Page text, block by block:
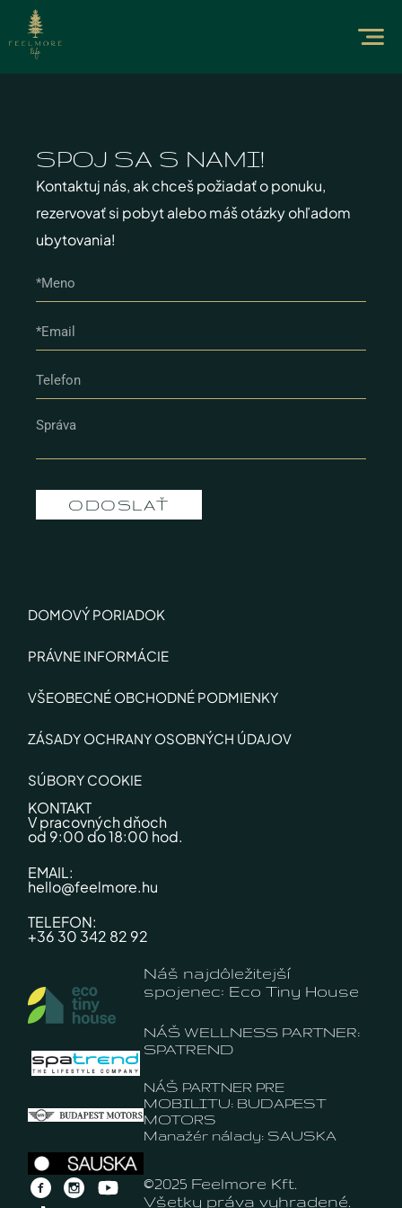
SPOJ SA S NAMI!​
Kontaktuj nás, ak chceš požiadať o ponuku,
rezervovať si pobyt alebo máš otázky ohľadom
ubytovania!
ODOSLAŤ
DOMOVÝ PORIADOK
PRÁVNE INFORMÁCIE
VŠEOBECNÉ OBCHODNÉ PODMIENKY
ZÁSADY OCHRANY OSOBNÝCH ÚDAJOV
SÚBORY COOKIE
KONTAKT
V pracovných dňoch
od 9:00 do 18:00 hod.
EMAIL:
hello@feelmore.hu
TELEFON:
+36 30 342 82 92
Náš najdôležitejší
spojenec: Eco Tiny House
NÁŠ WELLNESS PARTNER:
SPATREND
NÁŠ PARTNER PRE
MOBILITU: BUDAPEST
MOTORS
Manažér nálady: SAUSKA
©2025 Feelmore Kft.
Všetky práva vyhradené.